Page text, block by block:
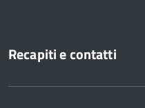
Recapiti e contatti